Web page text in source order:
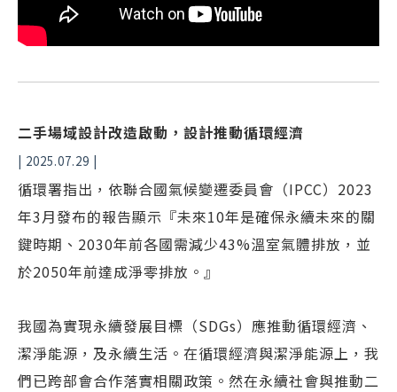
二手場域設計改造啟動，設計推動循環經濟
| 2025.07.29 |
循環署指出，依聯合國氣候變遷委員會（IPCC）2023
年3月發布的報告顯示『未來10年是確保永續未來的關
鍵時期、2030年前各國需減少43%溫室氣體排放，並
於2050年前達成淨零排放。』
我國為實現永續發展目標（SDGs）應推動循環經濟、
潔淨能源，及永續生活。在循環經濟與潔淨能源上，我
們已跨部會合作落實相關政策。然在永續社會與推動二